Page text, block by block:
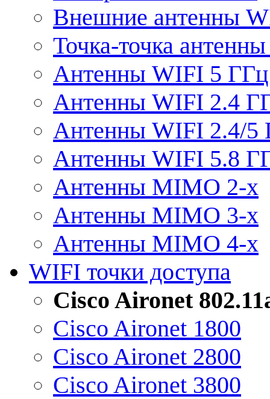
Внешние антенны
Точка-точка
Антенны WIFI 5 ГГц
Антенны WIFI 2.4
Антенны WIFI 2.4/5
Антенны WIFI 5.8
Антенны MIMO 2-x
Антенны MIMO 3-x
Антенны MIMO 4-x
WIFI точки доступа
Cisco Aironet
Cisco Aironet 1800
Cisco Aironet 2800
Cisco Aironet 3800